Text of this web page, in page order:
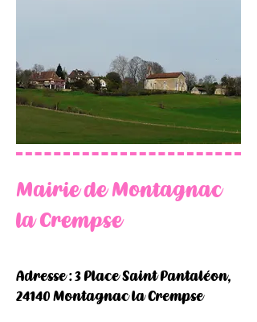
Mairie de Montagnac
la Crempse
Adresse : 3 Place Saint Pantaléon,
24140 Montagnac la Crempse